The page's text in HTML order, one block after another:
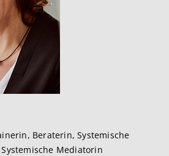
Beraterin, Systemische
Mediatorin